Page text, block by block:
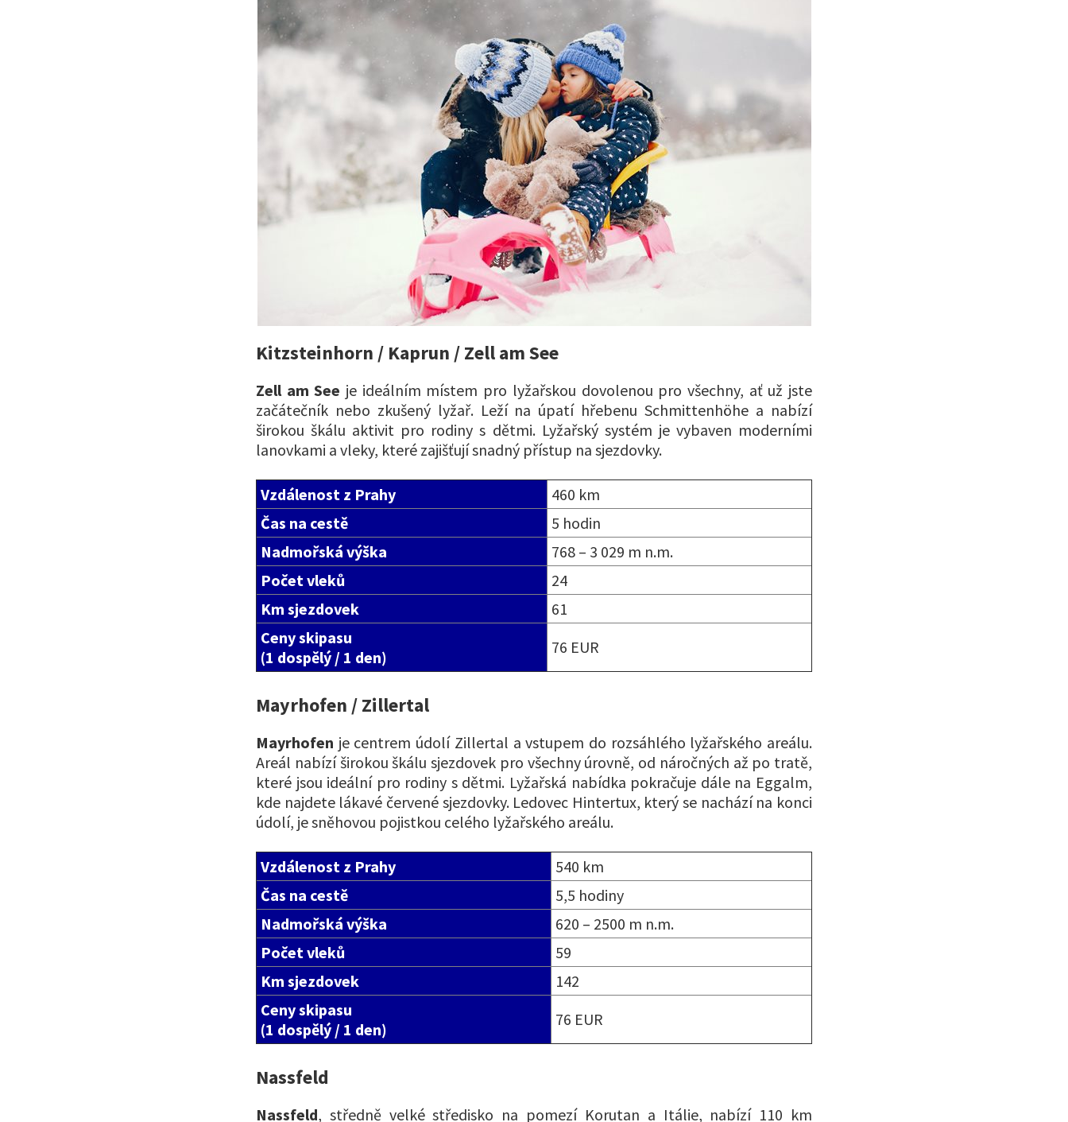
Kitzsteinhorn / Kaprun / Zell am See
Zell am See je ideálním místem pro lyžařskou dovolenou pro všechny, ať už jste
začátečník nebo zkušený lyžař. Leží na úpatí hřebenu Schmittenhöhe a nabízí
širokou škálu aktivit pro rodiny s dětmi. Lyžařský systém je vybaven moderními
lanovkami a vleky, které zajišťují snadný přístup na sjezdovky.
Vzdálenost z Prahy
460 km
Čas na cestě
5 hodin
Nadmořská výška
768 – 3 029 m n.m.
Počet vleků
24
Km sjezdovek
61
Ceny skipasu
(1 dospělý / 1 den)
76 EUR
Mayrhofen / Zillertal
Mayrhofen je centrem údolí Zillertal a vstupem do rozsáhlého lyžařského areálu.
Areál nabízí širokou škálu sjezdovek pro všechny úrovně, od náročných až po tratě,
které jsou ideální pro rodiny s dětmi. Lyžařská nabídka pokračuje dále na Eggalm,
kde najdete lákavé červené sjezdovky. Ledovec Hintertux, který se nachází na konci
údolí, je sněhovou pojistkou celého lyžařského areálu.
Vzdálenost z Prahy
540 km
Čas na cestě
5,5 hodiny
Nadmořská výška
620 – 2500 m n.m.
Počet vleků
59
Km sjezdovek
142
Ceny skipasu
(1 dospělý / 1 den)
76 EUR
Nassfeld
Nassfeld, středně velké středisko na pomezí Korutan a Itálie, nabízí 110 km